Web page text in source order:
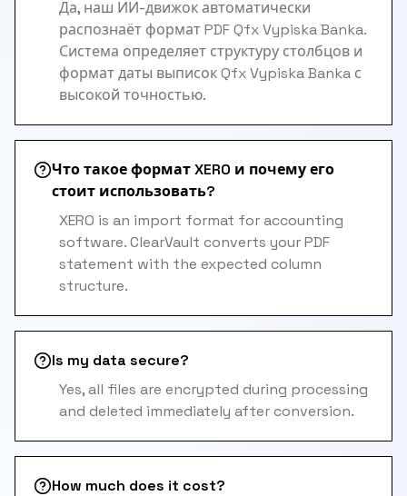
Да, наш ИИ-движок автоматически
распознаёт формат PDF Qfx Vypiska Banka.
Система определяет структуру столбцов и
формат даты выписок Qfx Vypiska Banka с
высокой точностью.
Что такое формат XERO и почему его
стоит использовать?
XERO is an import format for accounting
software. ClearVault converts your PDF
statement with the expected column
structure.
Is my data secure?
Yes, all files are encrypted during processing
and deleted immediately after conversion.
How much does it cost?